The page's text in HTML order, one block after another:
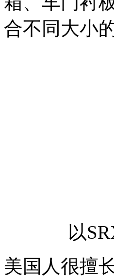
合不同大小
以
美国人很擅